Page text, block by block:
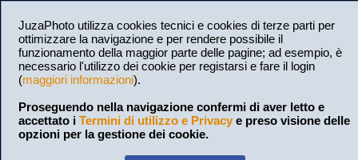
JuzaPhoto utilizza cookies tecnici e cookies di terze parti per
ottimizzare la navigazione e per rendere possibile il
funzionamento della maggior parte delle pagine; ad esempio, è
necessario l'utilizzo dei cookie per registarsi e fare il login
(maggiori informazioni).
Proseguendo nella navigazione confermi di aver letto e
accettato i Termini di utilizzo e Privacy e preso visione delle
opzioni per la gestione dei cookie.